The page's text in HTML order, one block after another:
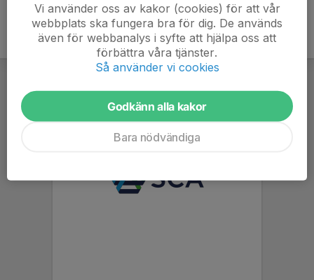
Vi använder oss av kakor (cookies) för att vår
webbplats ska fungera bra för dig. De används
även för webbanalys i syfte att hjälpa oss att
förbättra våra tjänster.
Så använder vi cookies
Godkänn alla kakor
Bara nödvändiga